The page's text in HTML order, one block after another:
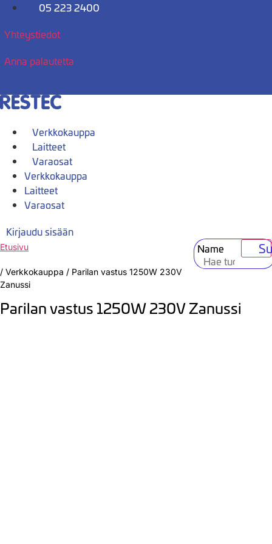
Mene
05 223 2400
Yhteystiedot
Anna palautetta
Verkkokauppa
Laitteet
Varaosat
Verkkokauppa
Laitteet
Varaosat
Kirjaudu sisään
Name
Etusivu
/ Verkkokauppa / Parilan vastus 1250W 230V
Zanussi
Parilan vastus 1250W 230V Zanussi